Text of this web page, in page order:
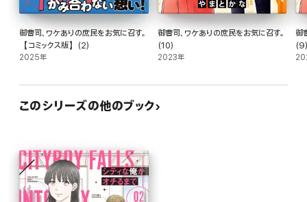
御曹司、ワケありの庶民をお気に召す。
【コミックス版】(2)
2025年
御曹司、ワケありの庶民をお気に召す。
(10)
2023年
御
このシリーズの他のブック